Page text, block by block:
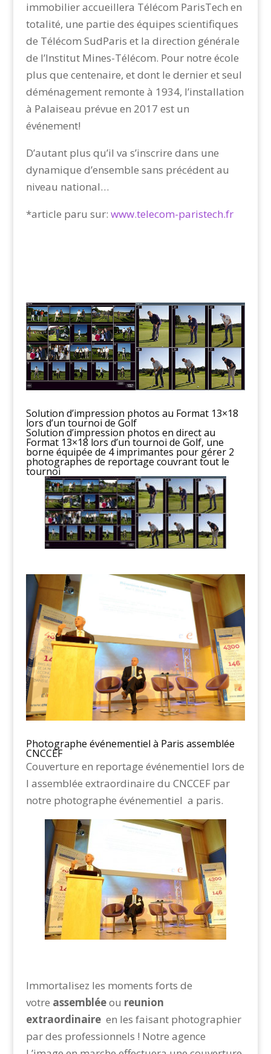
immobilier accueillera Télécom ParisTech en
totalité, une partie des équipes scientifiques
de Télécom SudParis et la direction générale
de l’Institut Mines-Télécom. Pour notre école
plus que centenaire, et dont le dernier et seul
déménagement remonte à 1934, l’installation
à Palaiseau prévue en 2017 est un
événement!
D’autant plus qu’il va s’inscrire dans une
dynamique d’ensemble sans précédent au
niveau national…
*article paru sur: www.telecom-paristech.fr
Solution d’impression photos au Format 13×18
lors d’un tournoi de Golf
Solution d’impression photos en direct au
Format 13×18 lors d’un tournoi de Golf, une
borne équipée de 4 imprimantes pour gérer 2
photographes de reportage couvrant tout le
tournoi
Photographe événementiel à Paris assemblée
CNCCEF
Couverture en reportage événementiel lors de
l assemblée extraordinaire du CNCCEF par
notre photographe événementiel a paris.
Immortalisez les moments forts de
votre assembléeou reunion
extraordinaire en les faisant photographier
par des professionnels ! Notre agence